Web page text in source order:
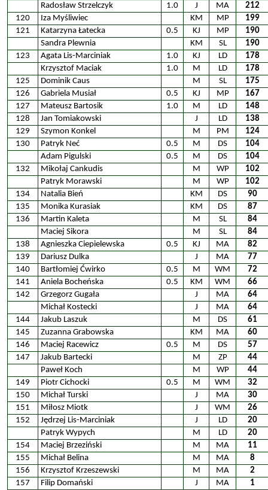
Radosław Strzelczyk
1.0 J MA
212
120
Iza Myśliwiec KM MP
199
121
Katarzyna Łatecka 0.5 KJ MP
190
Sandra Plewnia
KM SL
190
123
Agata Lis-Marciniak 1.0 KJ LD
178
Krzysztof Maciak
1.0 M LD
178
125
Dominik Caus M SL
175
126
Gabriela Musiał 0.5 KJ MP
167
127
Mateusz Bartosik 1.0 M LD
148
128
Jan Tomiakowski J LD
138
129
Szymon Konkel M PM
124
130
Patryk Neć 0.5 M DS
104
Adam Pigulski
0.5 M DS
104
132
Mikołaj Cankudis M WP
102
Patryk Morawski
M WP
102
134
Natalia Bień KM DS
90
135
Monika Kurasiak KM DS
87
136
Martin Kaleta M SL
84
Maciej Sikora
M SL
84
138
Agnieszka Ciepielewska 0.5 KJ MA
82
139
Dariusz Dulka J MA
77
140
Bartłomiej Ćwirko 0.5 M WM
72
141
Aniela Bocheńska 0.5 KM WM
66
142
Grzegorz Gugała J MA
64
Michał Kostecki
J MA
64
144
Jakub Laszuk M DS
61
145
Zuzanna Grabowska KM MA
60
146
Maciej Racewicz 0.5 M DS
57
147
Jakub Bartecki M ZP
44
Paweł Koch
M WP
44
149
Piotr Cichocki 0.5 M WM
32
150
Michał Turski J MA
30
151
Miłosz Miotk J WM
26
152
Jędrzej Lis-Marciniak J LD
20
Patryk Wypych
M LD
20
154
Maciej Brzeziński M MA
11
155
Michał Belina M MA
8
156
Krzysztof Krzeszewski M MA
2
157
Filip Domański J MA 1